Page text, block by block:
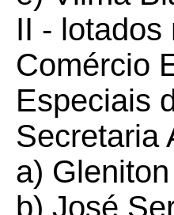
II - lotados
Comércio
Especiais
Secretaria
a)
b) José